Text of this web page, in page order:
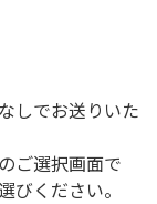
しでお送りいた
ご選択画面で
びください。